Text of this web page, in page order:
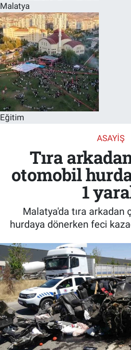
Malatya
Eğitim
ASAYIŞ
Tıra
otomobil
1
Malatya'da tıra arkadan
hurdaya dönerken feci